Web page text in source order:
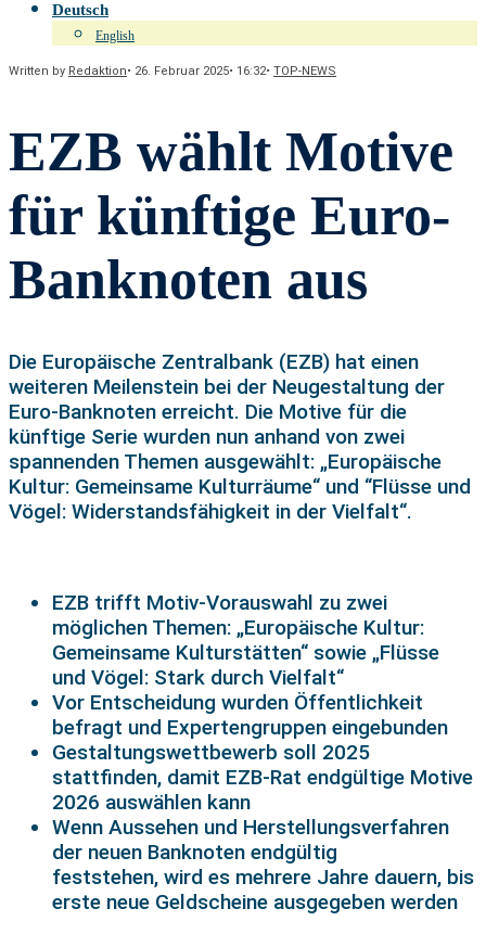
Deutsch
English
Written by Redaktion• 26. Februar 2025• 16:32• TOP-NEWS
EZB wählt Motive
für künftige Euro-
Banknoten aus
Die Europäische Zentralbank (EZB) hat einen
weiteren Meilenstein bei der Neugestaltung der
Euro-Banknoten erreicht. Die Motive für die
künftige Serie wurden nun anhand von zwei
spannenden Themen ausgewählt: „Europäische
Kultur: Gemeinsame Kulturräume“ und “Flüsse und
Vögel: Widerstandsfähigkeit in der Vielfalt“.
EZB trifft Motiv-Vorauswahl zu zwei
möglichen Themen: „Europäische Kultur:
Gemeinsame Kulturstätten“ sowie „Flüsse
und Vögel: Stark durch Vielfalt“
Vor Entscheidung wurden Öffentlichkeit
befragt und Expertengruppen eingebunden
Gestaltungswettbewerb soll 2025
stattfinden, damit EZB-Rat endgültige Motive
2026 auswählen kann
Wenn Aussehen und Herstellungsverfahren
der neuen Banknoten endgültig
feststehen, wird es mehrere Jahre dauern, bis
erste neue Geldscheine ausgegeben werden